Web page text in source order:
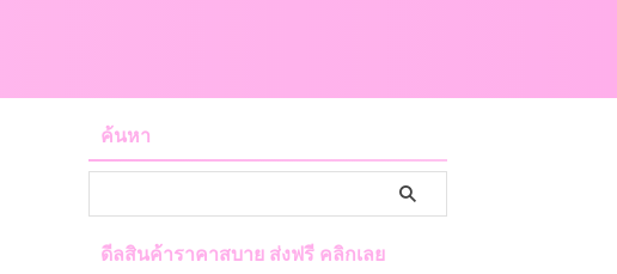
ค้นหา
ดีลสินค้าราคาสบาย ส่งฟรี คลิกเลย